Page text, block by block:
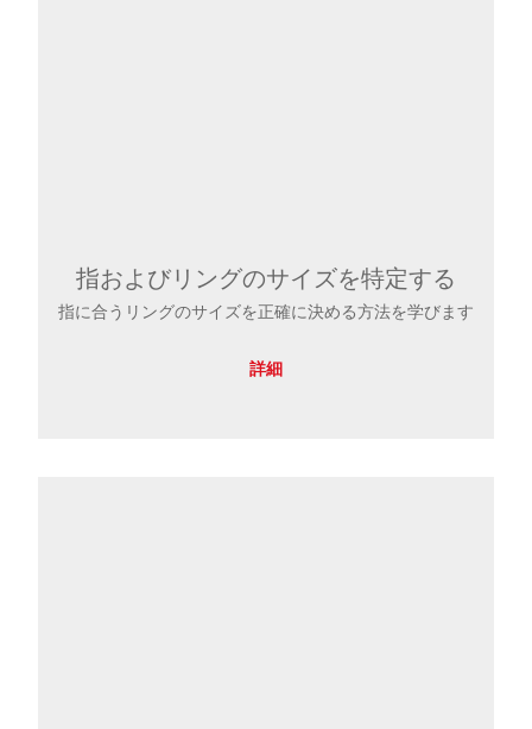
指およびリングのサイズを特定する
指に合うリングのサイズを正確に決める方法を学びます
詳細